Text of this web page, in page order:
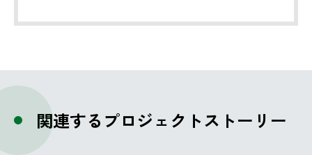
関連するプロジェクトストーリー